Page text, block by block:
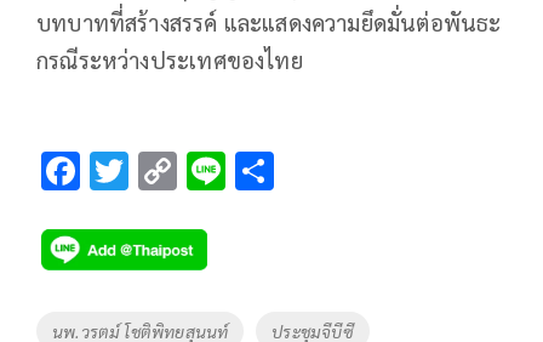
บทบาทที่สร้างสรรค์ และแสดงความยึดมั่นต่อพันธะ
กรณีระหว่างประเทศของไทย
F
e
b
o
T
tt
er
C
p
y
Li
Li
Tags
นพ.วรตม์ โชติพิทยสุนนท์ ประชุมจีบีซี